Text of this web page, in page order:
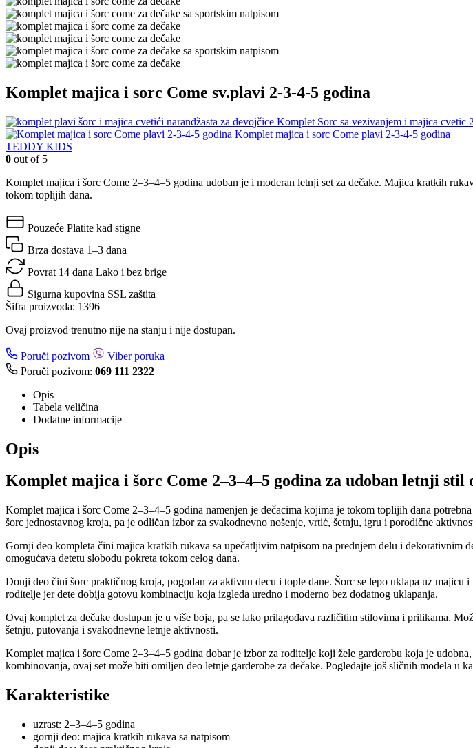
Komplet majica i sorc Come sv.plavi 2-3-4-5 godina
Komplet Sorc sa vezivanjem i majica cvetic
Komplet majica i sorc Come plavi 2-3-4-5 godina
TEDDY KIDS
0 out of 5
Komplet majica i šorc Come 2–3–4–5 godina udoban je i moderan letnji set za dečake. Majica kratkih
tokom toplijih dana.
Pouzeće Platite kad stigne
Brza dostava 1–3 dana
Povrat 14 dana Lako i bez brige
Sigurna kupovina SSL zaštita
Šifra proizvoda: 1396
Ovaj proizvod trenutno nije na stanju i nije dostupan.
Poruči pozivom
Viber poruka
Poruči pozivom: 069 111 2322
Opis
Tabela veličina
Dodatne informacije
Opis
Komplet majica i šorc Come 2–3–4–5 godina za udoban letnji stil
Komplet majica i šorc Come 2–3–4–5 godina namenjen je dečacima kojima je tokom toplijih dana
šorc jednostavnog kroja, pa je odličan izbor za svakodnevno nošenje, vrtić, šetnju, igru i porodične
Gornji deo kompleta čini majica kratkih rukava sa upečatljivim natpisom na prednjem delu i
omogućava detetu slobodu pokreta tokom celog dana.
Donji deo čini šorc praktičnog kroja, pogodan za aktivnu decu i tople dane. Šorc se lepo uklapa uz
roditelje jer dete dobija gotovu kombinaciju koja izgleda uredno i moderno bez dodatnog uklapanja.
Ovaj komplet za dečake dostupan je u više boja, pa se lako prilagođava različitim stilovima i prilikama.
šetnju, putovanja i svakodnevne letnje aktivnosti.
Komplet majica i šorc Come 2–3–4–5 godina dobar je izbor za roditelje koji žele garderobu koja je
kombinovanja, ovaj set može biti omiljen deo letnje garderobe za dečake. Pogledajte još sličnih modela u
Karakteristike
uzrast: 2–3–4–5 godina
gornji deo: majica kratkih rukava sa natpisom